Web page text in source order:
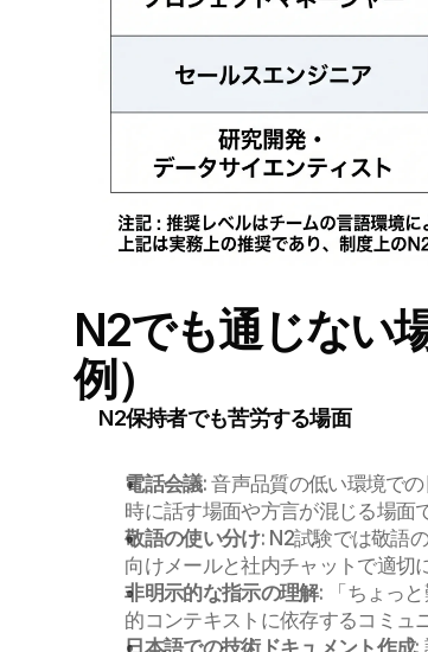
N2でも通じない
例）
N2保持者でも苦労する場面
電話会議: 音声品質の低い環境で
時に話す場面や方言が混じる場面
敬語の使い分け: N2試験では敬語
向けメールと社内チャットで適切
非明示的な指示の理解: 「ちょっ
的コンテキストに依存するコミュ
日本語での技術ドキュメント作成: